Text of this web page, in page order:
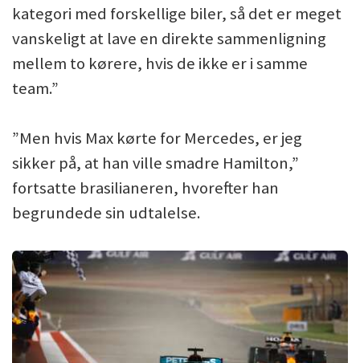
kategori med forskellige biler, så det er meget
vanskeligt at lave en direkte sammenligning
mellem to kørere, hvis de ikke er i samme
team.”
”Men hvis Max kørte for Mercedes, er jeg
sikker på, at han ville smadre Hamilton,”
fortsatte brasilianeren, hvorefter han
begrundede sin udtalelse.